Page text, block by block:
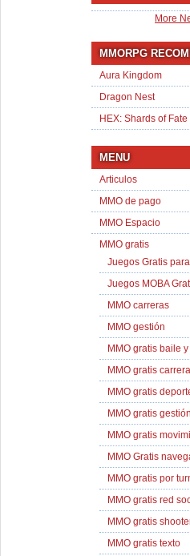
More
MMORPG
Aura Kingdom
Dragon Nest
HEX: Shards of Fate
MENU
Articulos
MMO de pago
MMO Espacio
MMO gratis
Juegos Gratis para
Juegos MOBA
MMO carreras
MMO gestión
MMO gratis baile
MMO gratis
MMO gratis
MMO gratis gestión
MMO gratis
MMO Gratis
MMO gratis por
MMO gratis red
MMO gratis
MMO gratis texto